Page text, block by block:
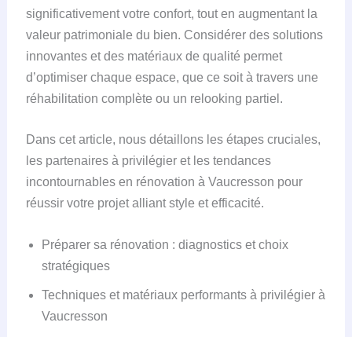
significativement votre confort, tout en augmentant la
valeur patrimoniale du bien. Considérer des solutions
innovantes et des matériaux de qualité permet
d’optimiser chaque espace, que ce soit à travers une
réhabilitation complète ou un relooking partiel.
Dans cet article, nous détaillons les étapes cruciales,
les partenaires à privilégier et les tendances
incontournables en rénovation à Vaucresson pour
réussir votre projet alliant style et efficacité.
Préparer sa rénovation : diagnostics et choix
stratégiques
Techniques et matériaux performants à privilégier à
Vaucresson